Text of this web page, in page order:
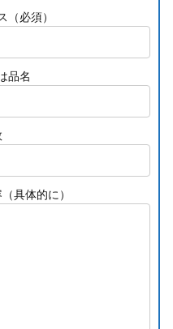
（必須）
品名
具体的に）